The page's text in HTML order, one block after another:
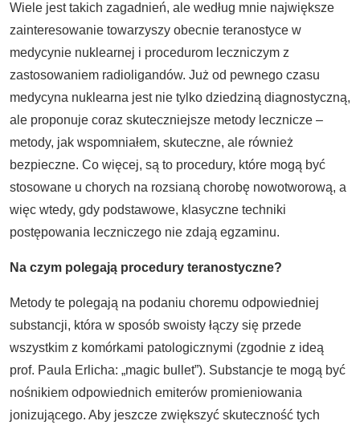
Wiele jest takich zagadnień, ale według mnie największe
zainteresowanie towarzyszy obecnie teranostyce w
medycynie nuklearnej i procedurom leczniczym z
zastosowaniem radioligandów. Już od pewnego czasu
medycyna nuklearna jest nie tylko dziedziną diagnostyczną,
ale proponuje coraz skuteczniejsze metody lecznicze –
metody, jak wspomniałem, skuteczne, ale również
bezpieczne. Co więcej, są to procedury, które mogą być
stosowane u chorych na rozsianą chorobę nowotworową, a
więc wtedy, gdy podstawowe, klasyczne techniki
postępowania leczniczego nie zdają egzaminu.
Na czym polegają procedury teranostyczne?
Metody te polegają na podaniu choremu odpowiedniej
substancji, która w sposób swoisty łączy się przede
wszystkim z komórkami patologicznymi (zgodnie z ideą
prof. Paula Erlicha: „magic bullet”). Substancje te mogą być
nośnikiem odpowiednich emiterów promieniowania
jonizującego. Aby jeszcze zwiększyć skuteczność tych